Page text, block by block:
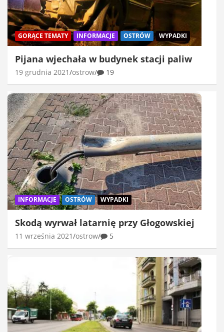
GORĄCE TEMATY INFORMACJE OSTRÓW WYPADKI
Pijana wjechała w budynek stacji paliw
19 grudnia 2021 ostrow 19
INFORMACJE OSTRÓW WYPADKI
Skodą wyrwał latarnię przy Głogowskiej
11 września 2021 ostrow 5